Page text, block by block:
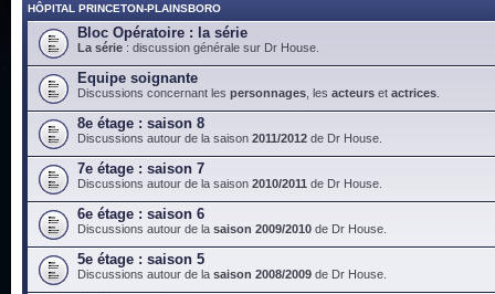
HÔPITAL PRINCETON-PLAINSBORO
Bloc Opératoire : la série
La série : discussion générale sur Dr House.
Equipe soignante
Discussions concernant les personnages , les acteurs et actrices
8e étage : saison 8
Discussions autour de la saison 2011/2012 de Dr House.
7e étage : saison 7
Discussions autour de la saison 2010/2011 de Dr House.
6e étage : saison 6
Discussions autour de la saison 2009/2010 de Dr House.
5e étage : saison 5
Discussions autour de la saison 2008/2009 de Dr House.